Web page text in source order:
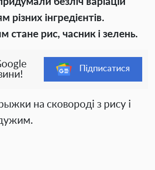
інгредієнтів.
стане рис, часник і зелень.
Підписатися
на сковороді з рису і